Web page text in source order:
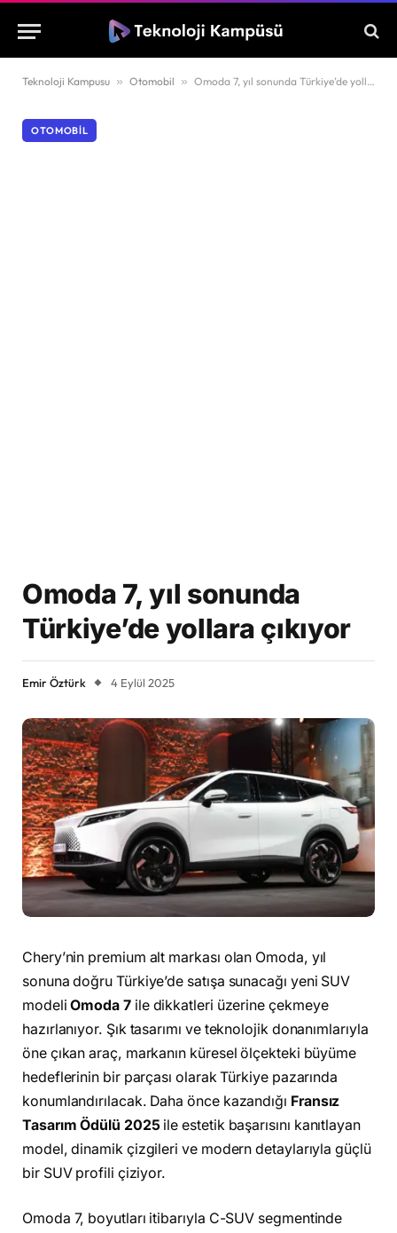
Teknoloji Kampusu » Otomobil » Omoda 7, yıl sonunda Türkiye’de yollara çıkıyor
OTOMOBIL
Omoda 7, yıl sonunda
Türkiye’de yollara çıkıyor
Emir Öztürk 4 Eylül 2025
Chery’nin premium alt markası olan Omoda, yıl
sonuna doğru Türkiye’de satışa sunacağı yeni SUV
modeliOmoda 7ile dikkatleri üzerine çekmeye
hazırlanıyor. Şık tasarımı ve teknolojik donanımlarıyla
öne çıkan araç, markanın küresel ölçekteki büyüme
hedeflerinin bir parçası olarak Türkiye pazarında
konumlandırılacak. Daha önce kazandığı Fransız
Tasarım Ödülü 2025ile estetik başarısını kanıtlayan
model, dinamik çizgileri ve modern detaylarıyla güçlü
bir SUV profili çiziyor.
Omoda 7, boyutları itibarıyla C-SUV segmentinde